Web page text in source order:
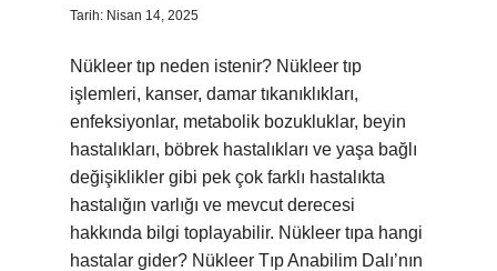
Tarih: Nisan 14, 2025
Nükleer tıp neden istenir? Nükleer tıp
işlemleri, kanser, damar tıkanıklıkları,
enfeksiyonlar, metabolik bozukluklar, beyin
hastalıkları, böbrek hastalıkları ve yaşa bağlı
değişiklikler gibi pek çok farklı hastalıkta
hastalığın varlığı ve mevcut derecesi
hakkında bilgi toplayabilir. Nükleer tıpa hangi
hastalar gider? Nükleer Tıp Anabilim Dalı’nın